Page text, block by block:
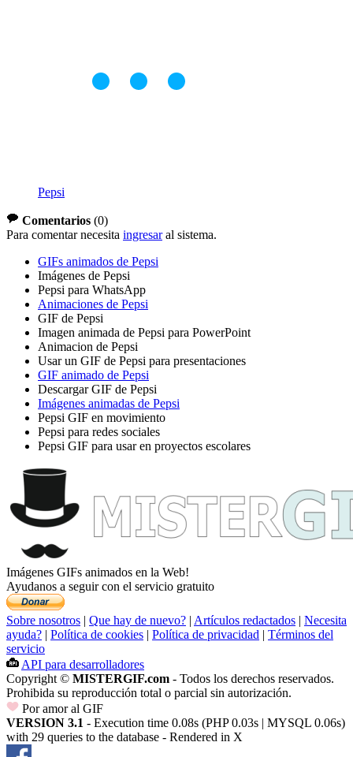
Pepsi
Comentarios (0)
Para comentar necesita ingresaral sistema.
GIFs animados de Pepsi
Imágenes de Pepsi
Pepsi para WhatsApp
Animaciones de Pepsi
GIF de Pepsi
Imagen animada de Pepsi para PowerPoint
Animacion de Pepsi
Usar un GIF de Pepsi para presentaciones
GIF animado de Pepsi
Descargar GIF de Pepsi
Imágenes animadas de Pepsi
Pepsi GIF en movimiento
Pepsi para redes sociales
Pepsi GIF para usar en proyectos escolares
Imágenes GIFs animados en la Web!
Ayudanos a seguir con el servicio gratuito
Sobre nosotros | Que hay de nuevo? | Artículos redactados | Necesita
ayuda? | Política de cookies | Política de privacidad | Términos del
servicio
API para desarrolladores
Copyright © MISTERGIF.com - Todos los derechos reservados.
Prohibida su reproducción total o parcial sin autorización.
Por amor al GIF
VERSION 3.1 - Execution time 0.08s (PHP 0.03s | MYSQL 0.06s)
with 29 queries to the database - Rendered in X